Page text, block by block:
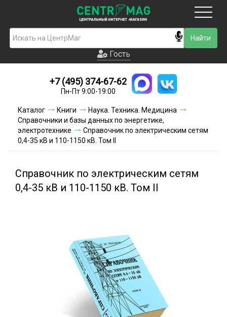
Гость
Новинки
Условия доставки
Условия оплаты
Акции и скидки
Гость
+7 (495) 374-67-62
Пн-Пт 9:00-19:00
Каталог Книги
Наука. Техника. Медицина
Справочники и базы данных по энергетике,
электротехнике
Справочник по электрическим сетям
0,4-35 кВ и 110-1150 кВ. Том II
Справочник по электрическим сетям
0,4-35 кВ и 110-1150 кВ. Том II